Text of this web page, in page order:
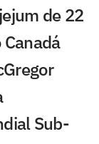
de 22
Sub-